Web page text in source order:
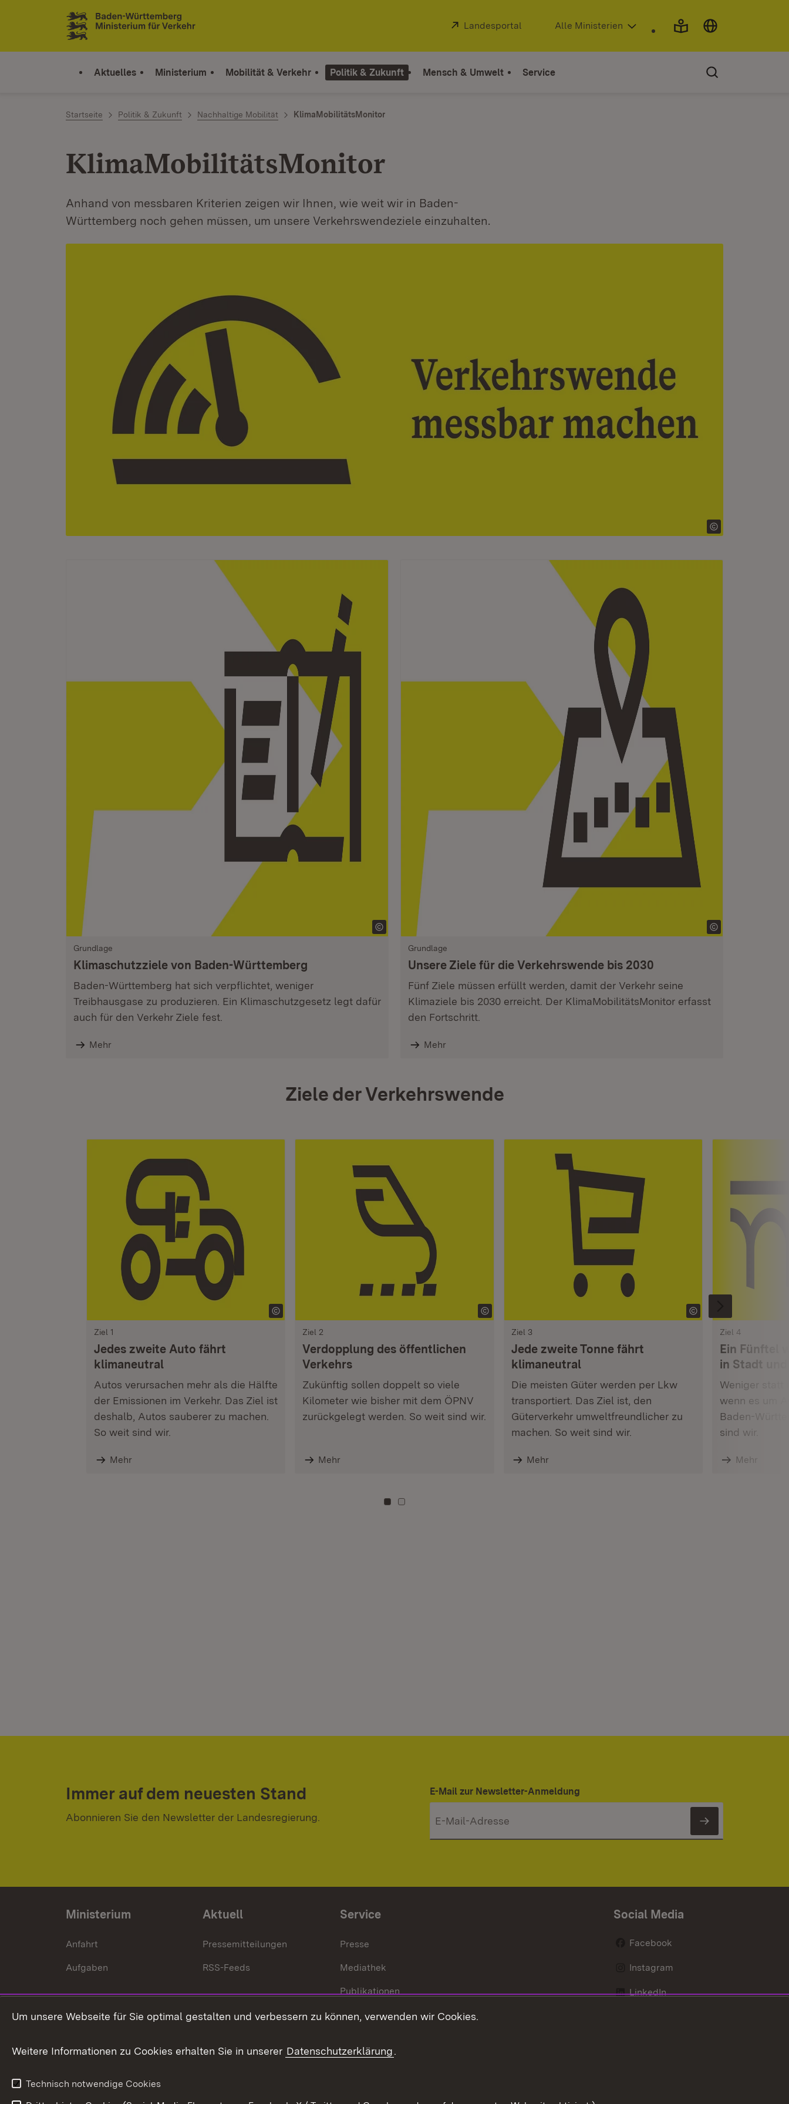
Zum Inhalt springen
Link zur Startseite
Extern:
Landesportal (Öffnet in neuem Fenster)
Alle Ministerien
Aktuelles Ministerium Mobilität & Verkehr Politik & Zukunft Mensch & Umwelt Service
Startseite Politik & Zukunft Nachhaltige Mobilität KlimaMobilitätsMonitor
KlimaMobilitätsMonitor
Anhand von messbaren Kriterien zeigen wir Ihnen, wie weit wir in Baden-
Württemberg noch gehen müssen, um unsere Verkehrswendeziele einzuhalten.
Grundlage
Klimaschutzziele von Baden-Württemberg
Baden-Württemberg hat sich verpflichtet, weniger
Treibhausgase zu produzieren. Ein Klimaschutzgesetz legt dafür
auch für den Verkehr Ziele fest.
Mehr
Grundlage
Unsere Ziele für die Verkehrswende bis 2030
Fünf Ziele müssen erfüllt werden, damit der Verkehr seine
Klimaziele bis 2030 erreicht. Der KlimaMobilitätsMonitor erfasst
den Fortschritt.
Mehr
Ziele der Verkehrswende
Ziel 1
Jedes zweite Auto fährt
klimaneutral
Autos verursachen mehr als die Hälfte
der Emissionen im Verkehr. Das Ziel ist
deshalb, Autos sauberer zu machen.
So weit sind wir.
Mehr
Ziel 2
Verdopplung des öffentlichen
Verkehrs
Zukünftig sollen doppelt so viele
Kilometer wie bisher mit dem ÖPNV
zurückgelegt werden. So weit sind wir.
Mehr
Ziel 3
Jede zweite Tonne fährt
klimaneutral
Die meisten Güter werden per Lkw
transportiert. Das Ziel ist, den
Güterverkehr umweltfreundlicher zu
machen. So weit sind wir.
Mehr
Ziel 4
Ein Fünftel
in Stadt
Weniger statt
wenn es um
Baden-
sind wir.
Mehr
Zu Kachel: 0
Zu Kachel: 3
Immer auf dem neuesten Stand
Abonnieren Sie den Newsletter der Landesregierung.
E-Mail zur Newsletter-Anmeldung
Newsletter
Ministerium
Anfahrt
Aufgaben
Aktuell
Pressemitteilungen
RSS-Feeds
Service
Presse
Mediathek
Publikationen
Stellen und Ausbildung
Verkehrsinformationen
Social Media
Facebook
Instagram
LinkedIn
Um unsere Webseite für Sie optimal gestalten und verbessern zu können, verwenden wir Cookies.
Weitere Informationen zu Cookies erhalten Sie in unserer Datenschutzerklärung.
Technisch notwendige Cookies